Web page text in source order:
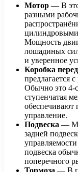
Мотор — В
разными
Мощность
лошадиных
и уверенное
Коробка
предлагается
Обычно это 4-
ступенчатая
обеспечивают
управление.
Подвеска —
задней
подвеска
поперечного
Тормоза — В